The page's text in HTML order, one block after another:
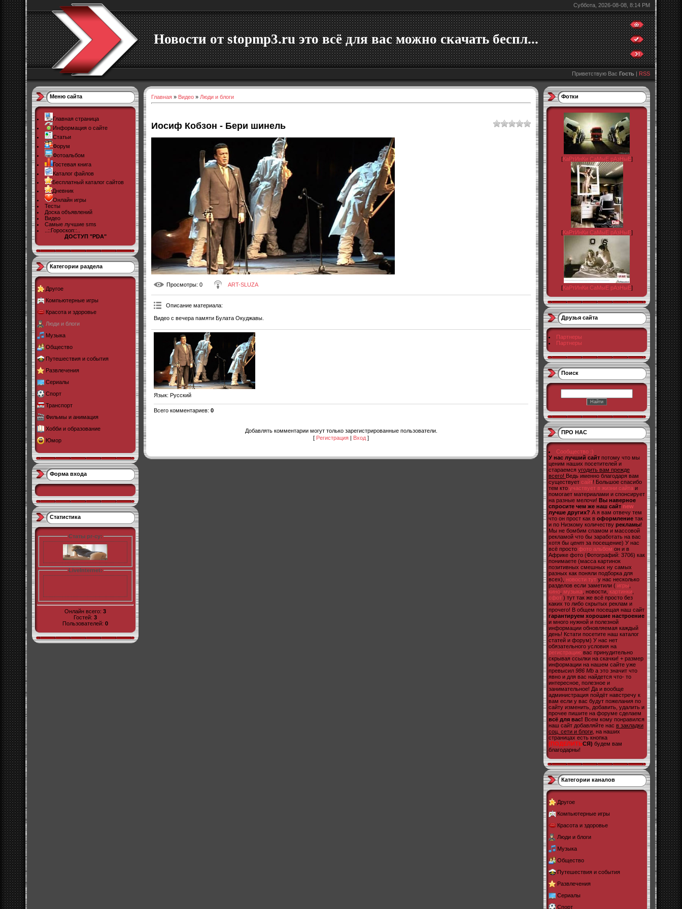
Суббота, 2026-08-08, 8:14 PM
Новости от stopmp3.ru это всё для вас можно скачать беспл...
Приветствую Вас Гость | RSS
Меню сайта
Главная страница
Информация о сайте
Статьи
Форум
Фотоальбом
Гостевая книга
Каталог файлов
Бесплатный каталог сайтов
Дневник
Онлайн игры
Тесты
Доска объявлений
Видео
Самые лучшие sms
..::Гороскоп::..
ДОСТУП "PDA"
Категории раздела
Другое
Компьютерные игры
Красота и здоровье
Люди и блоги
Музыка
Общество
Путешествия и события
Развлечения
Сериалы
Спорт
Транспорт
Фильмы и анимация
Хобби и образование
Юмор
Форма входа
Статистика
Статы pr-cy:
LiveInternet:
Онлайн всего: 3
Гостей: 3
Пользователей: 0
Главная » Видео » Люди и блоги
Иосиф Кобзон - Бери шинель
Просмотры: 0 ART-SLUZA
Описание материала:
Видео с вечера памяти Булата Окуджавы.
Язык: Русский
Всего комментариев: 0
Добавлять комментарии могут только зарегистрированные пользователи.
[ Регистрация | Вход ]
Фотки
[КаРтИнКи СаМыЕ рАзНыЕ]
[КаРтИнКи СаМыЕ рАзНыЕ]
[КаРтИнКи СаМыЕ рАзНыЕ]
Друзья сайта
Партнеры
Партнеры
Поиск
ПРО НАС
Сообщество :)
У нас лучший сайт потому что мы
ценим наших посетителей и
стараемся угодить вам прежде
всего! Ведь именно благодаря вам
существует сайт! Большое спасибо
тем кто участвует в жизни сайта и
помогает материалами и спонсирует
на разные мелочи! Вы наверное
спросите чем же наш сайт new
лучше других? А я вам отвечу тем
что он прост как в оформление так
и по Низкому количеству рекламы!
Мы не бомбим спамом и массовой
рекламой что бы заработать на вас
хотя бы цент за посещение) У нас
всё просто фото альбом он и в
Африке фото (Фотографий: 3706) как
понимаете (масса картинок
позитивных смешных ну самых
разных как поняли подборка для
всех), новости тут у нас несколько
разделов если заметили ( игры
кино музыка , новости, картинки
сфот ) тут так же всё просто без
каких то либо скрытых реклам и
прочего! В общем посещая наш сайт
гарантируем хорошие настроение
и много нужной и полезной
информации обновляемая каждый
день! Кстати посетите наш каталог
статей и форум) У нас нет
обязательного условия на
регистрацию вас принудительно
скрывая ссылки на скачки! + размер
информации на нашем сайте уже
превысил 986 Mb а это значит что
явно и для вас найдется что- то
интересное, полезное и
занимательное! Да и вообще
администрация пойдёт навстречу к
вам если у вас будут пожелания по
сайту изменить, добавить, удалить и
прочее пишите на форуме сделаем
всё для вас! Всем кому понравился
наш сайт добавляйте нас в закладки
соц. сети и блоги , на наших
страницах есть кнопка
(ПОДЕЛИТЬСЯ) будем вам
благодарны!
Категории каналов
Другое
Компьютерные игры
Красота и здоровье
Люди и блоги
Музыка
Общество
Путешествия и события
Развлечения
Сериалы
Спорт